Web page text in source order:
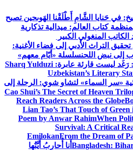
في حَنايا الشَّامِ أَطْلَقْنا الهَوىحين تصبح
منظمة كتاب العالم: ميدالية تذكارية
120 لميلاد الكاتب المنغولي الكبير
التراث الأدبي إلى فضاء الأغنية:
إلى نبض اللحنسلسلة «أيّام معهم»
رَغَد ليست قارئة عابرةSharq Yulduzi :
Uzbekistan’s Literary
«سر السماء» لتشاو شوي: الرحلة إلى
Cao Shui’s The Secret of Heaven
Reach Readers Across the Globe
Lian Tao’s That Touch of
Poem by Anwar RahimWhen
Survival: A Critical
EmilokanFrom the Dream of
Bangladesh: أَنا أُحارِبُ أَيَّتُها